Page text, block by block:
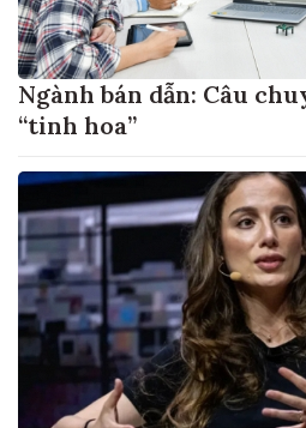
Ngành bán dẫn: Câu
“tinh hoa”